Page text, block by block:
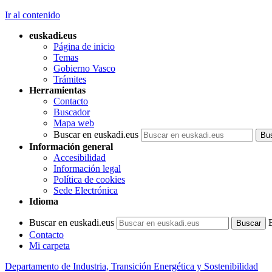
Ir al contenido
euskadi.eus
Página de inicio
Temas
Gobierno Vasco
Trámites
Herramientas
Contacto
Buscador
Mapa web
Buscar en euskadi.eus
Información general
Accesibilidad
Información legal
Política de cookies
Sede Electrónica
Idioma
Buscar en euskadi.eus
Contacto
Mi carpeta
Departamento de Industria, Transición Energética y Sostenibilidad